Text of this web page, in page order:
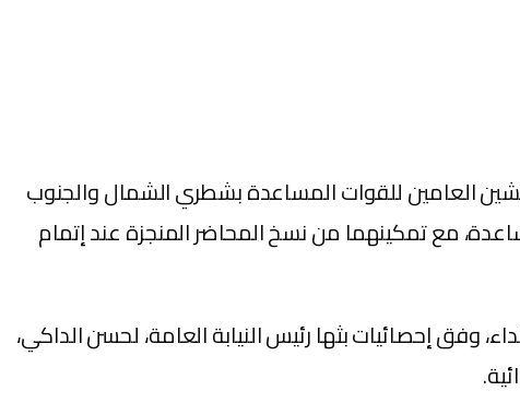
العامين للقوات المساعدة بشطري الشمال والجنوب
مع تمكينهما من نسخ المحاضر المنجزة عند إتمام
التعليمات الجديدة بعد أن بلغ عدد الإعتداءات على عناصر القوات المساعدة، العام الماضي 450 اعتداء، وفق إحصائيات بثها رئيس النيابة العامة، لحسن الداكي،